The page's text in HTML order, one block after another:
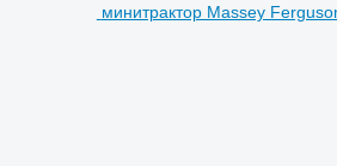
минитрактор Massey